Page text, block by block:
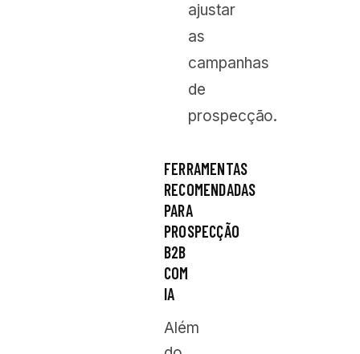
ajustar
as
campanhas
de
prospecção.
FERRAMENTAS
RECOMENDADAS
PARA
PROSPECÇÃO
B2B
COM
IA
Além